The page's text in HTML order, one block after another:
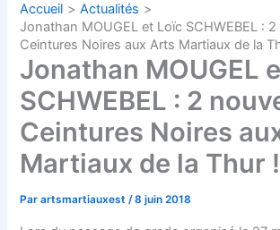
Accueil
Actualités
Jonathan MOUGEL et Loïc SCHWEBEL :
Ceintures Noires aux Arts Martiaux de la
Jonathan MOUGEL
SCHWEBEL : 2
Ceintures Noires
Martiaux de la Thur !
Parartsmartiauxest/8 juin 2018